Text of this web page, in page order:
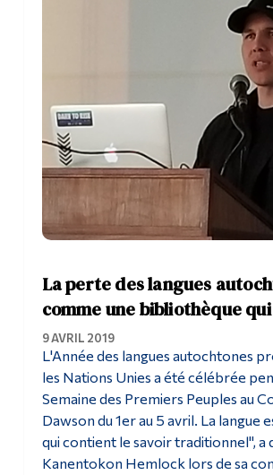
La perte des langues
comme une bibliothèque
9 AVRIL 2019
L'Année des langues autochtones
les Nations Unies a été célébrée
Semaine des Premiers Peuples au
Dawson du 1er au 5 avril. La langue
qui contient le savoir traditionnel", a
Kanentokon Hemlock lors de sa